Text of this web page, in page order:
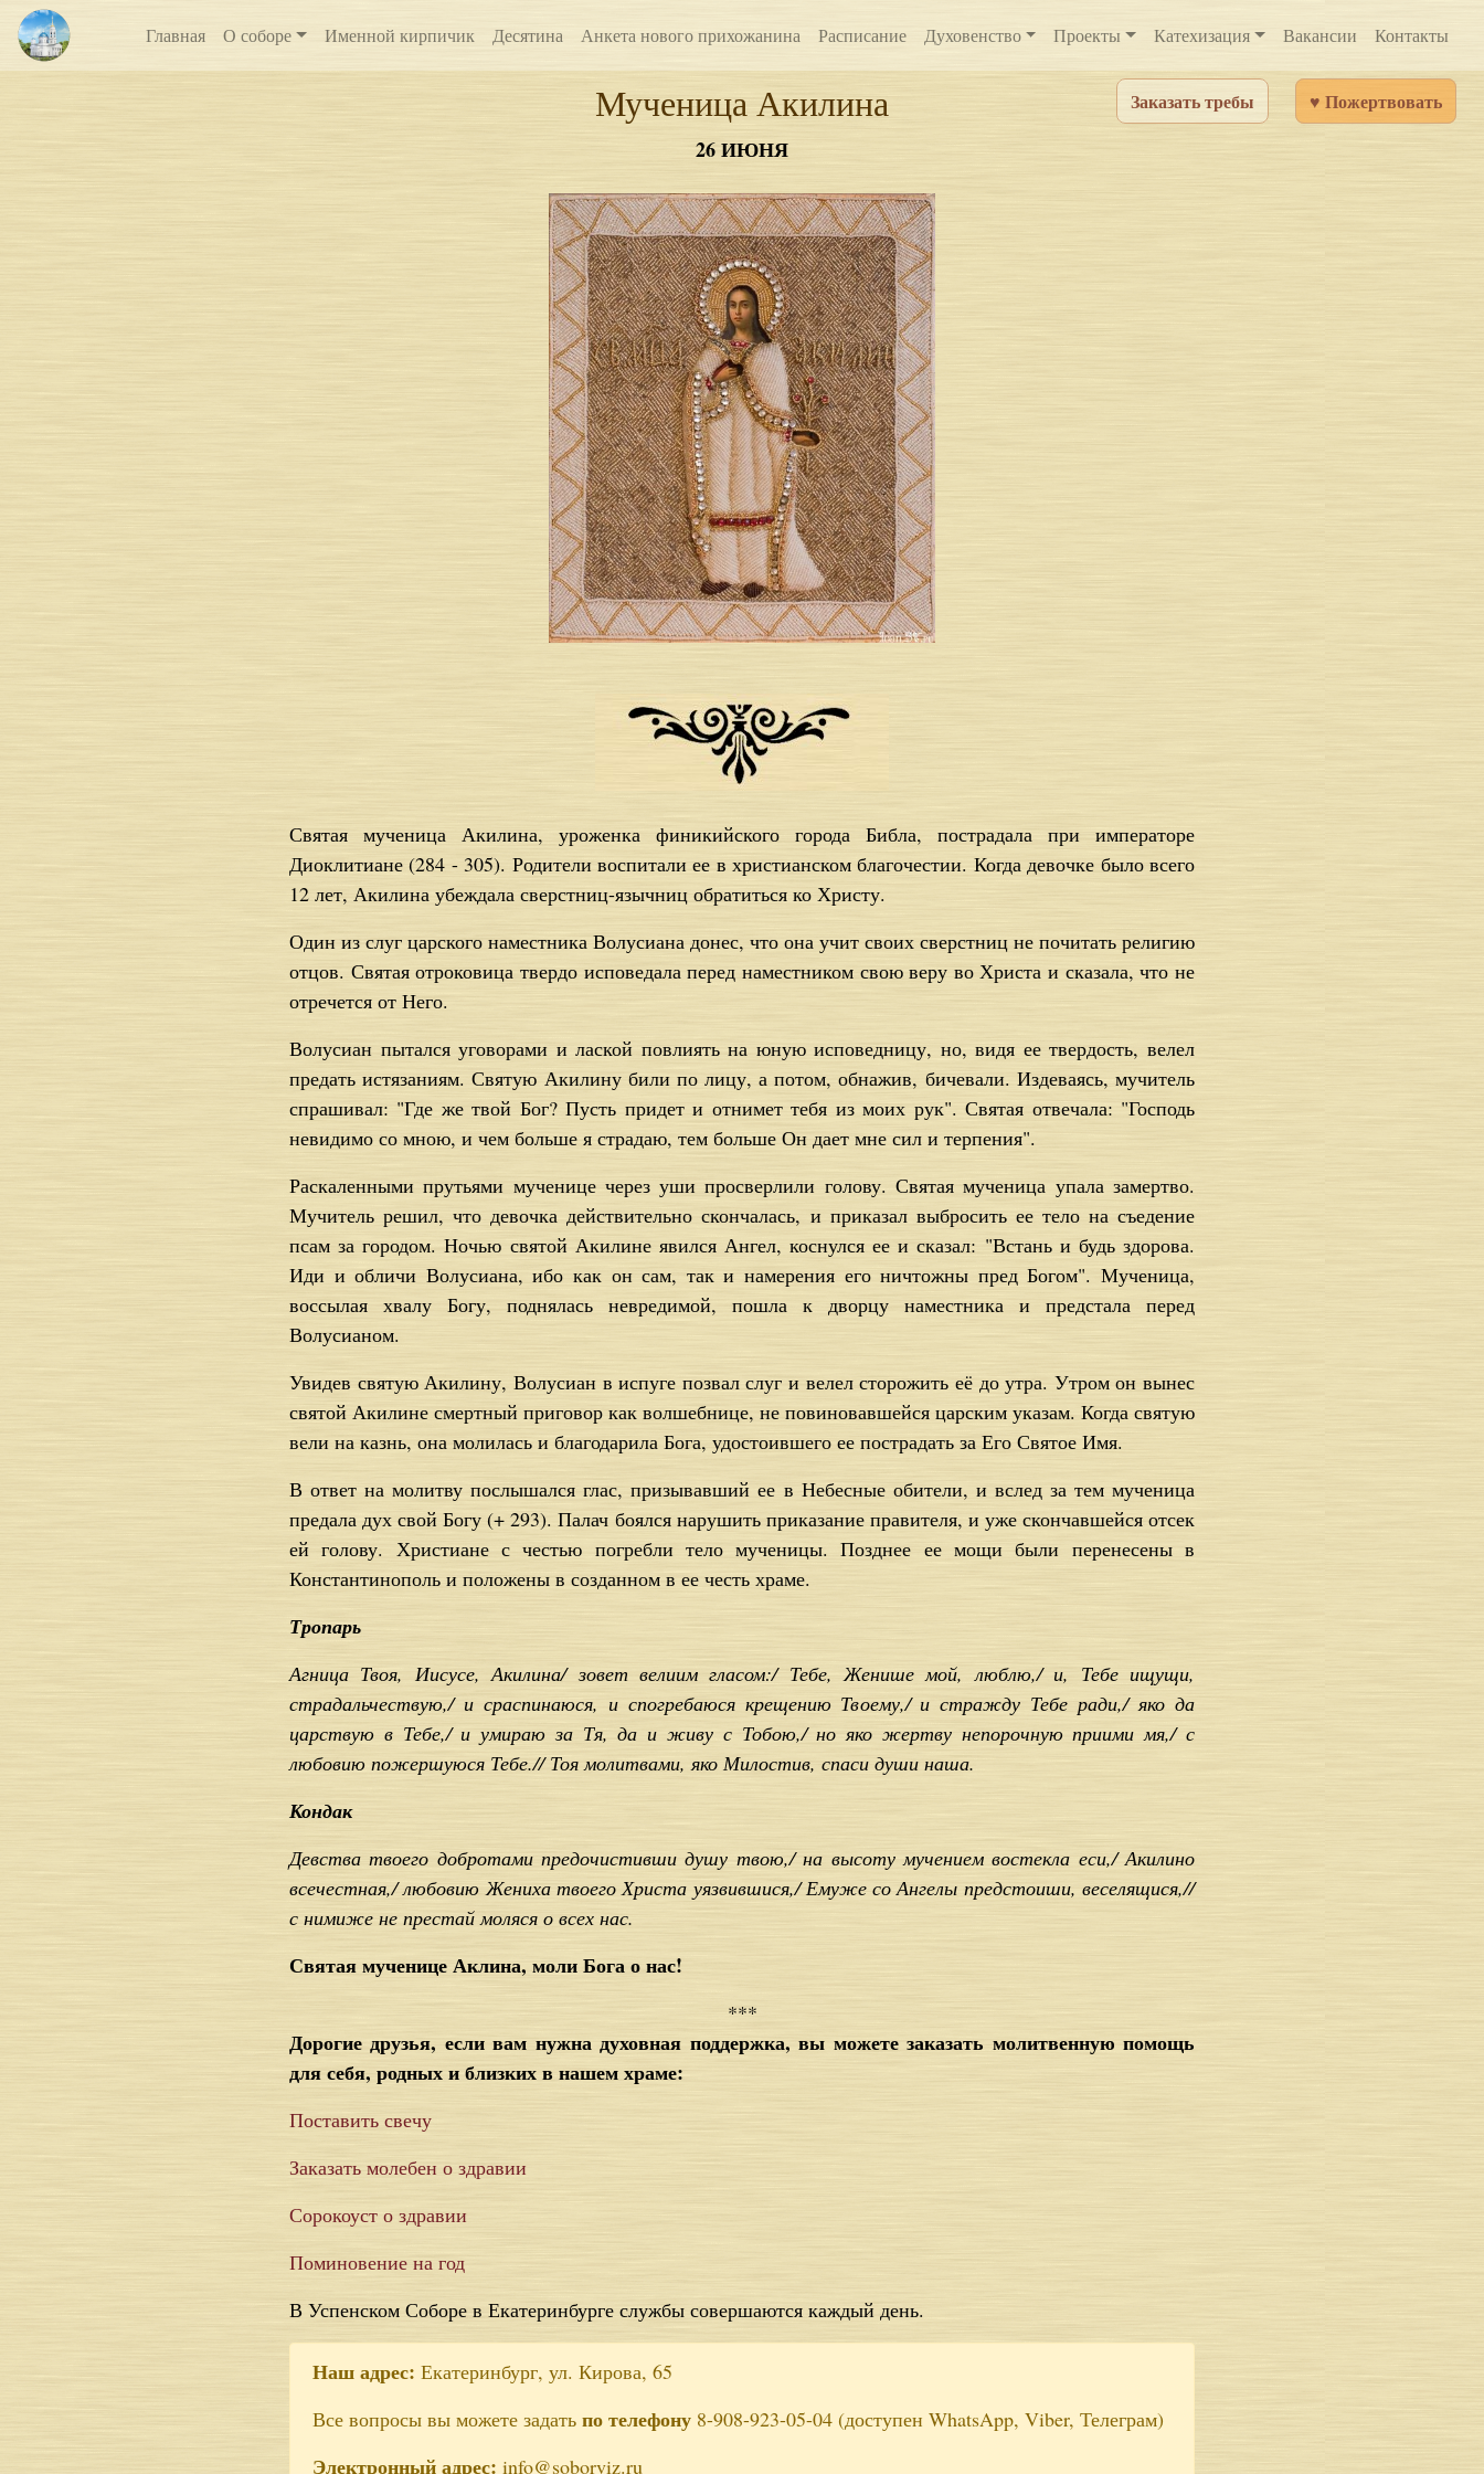
Главная О соборе Именной кирпичик Десятина Анкета нового прихожанина Расписание Духовенство Проекты Катехизация Вакансии Контакты
Мученица Акилина
26 ИЮНЯ
Святая мученица Акилина, уроженка финикийского города Библа, пострадала при императоре
Диоклитиане (284 - 305). Родители воспитали ее в христианском благочестии. Когда девочке было всего
12 лет, Акилина убеждала сверстниц-язычниц обратиться ко Христу.
Один из слуг царского наместника Волусиана донес, что она учит своих сверстниц не почитать религию
отцов. Святая отроковица твердо исповедала перед наместником свою веру во Христа и сказала, что не
отречется от Него.
Волусиан пытался уговорами и лаской повлиять на юную исповедницу, но, видя ее твердость, велел
предать истязаниям. Святую Акилину били по лицу, а потом, обнажив, бичевали. Издеваясь, мучитель
спрашивал: "Где же твой Бог? Пусть придет и отнимет тебя из моих рук". Святая отвечала: "Господь
невидимо со мною, и чем больше я страдаю, тем больше Он дает мне сил и терпения".
Раскаленными прутьями мученице через уши просверлили голову. Святая мученица упала замертво.
Мучитель решил, что девочка действительно скончалась, и приказал выбросить ее тело на съедение
псам за городом. Ночью святой Акилине явился Ангел, коснулся ее и сказал: "Встань и будь здорова.
Иди и обличи Волусиана, ибо как он сам, так и намерения его ничтожны пред Богом". Мученица,
воссылая хвалу Богу, поднялась невредимой, пошла к дворцу наместника и предстала перед
Волусианом.
Увидев святую Акилину, Волусиан в испуге позвал слуг и велел сторожить её до утра. Утром он вынес
святой Акилине смертный приговор как волшебнице, не повиновавшейся царским указам. Когда святую
вели на казнь, она молилась и благодарила Бога, удостоившего ее пострадать за Его Святое Имя.
В ответ на молитву послышался глас, призывавший ее в Небесные обители, и вслед за тем мученица
предала дух свой Богу (+ 293). Палач боялся нарушить приказание правителя, и уже скончавшейся отсек
ей голову. Христиане с честью погребли тело мученицы. Позднее ее мощи были перенесены в
Константинополь и положены в созданном в ее честь храме.
Тропарь
Агница Твоя, Иисусе, Акилина/ зовет велиим гласом:/ Тебе, Женише мой, люблю,/ и, Тебе ищущи,
страдальчествую,/ и сраспинаюся, и спогребаюся крещению Твоему,/ и стражду Тебе ради,/ яко да
царствую в Тебе,/ и умираю за Тя, да и живу с Тобою,/ но яко жертву непорочную приими мя,/ с
любовию пожершуюся Тебе.// Тоя молитвами, яко Милостив, спаси души наша.
Кондак
Девства твоего добротами предочистивши душу твою,/ на высоту мучением востекла еси,/ Акилино
всечестная,/ любовию Жениха твоего Христа уязвившися,/ Емуже со Ангелы предстоиши, веселящися,//
с нимиже не престай моляся о всех нас.
Святая мученице Аклина, моли Бога о нас!
***
Дорогие друзья, если вам нужна духовная поддержка, вы можете заказать молитвенную помощь
для себя, родных и близких в нашем храме:
Поставить свечу
Заказать молебен о здравии
Сорокоуст о здравии
Поминовение на год
В Успенском Соборе в Екатеринбурге службы совершаются каждый день.
Наш адрес: Екатеринбург, ул. Кирова, 65
Все вопросы вы можете задать по телефону 8-908-923-05-04 (доступен WhatsApp, Viber, Телеграм)
Электронный адрес: info@soborviz.ru
Заказать требы ♥ Пожертвовать